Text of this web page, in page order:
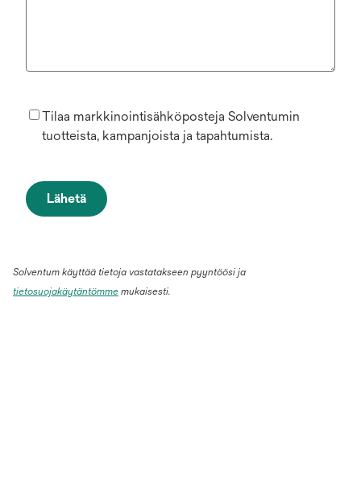
Tilaa markkinointisähköposteja Solventumin
tuotteista, kampanjoista ja tapahtumista.
Lähetä
Solventum käyttää tietoja vastatakseen pyyntöösi ja
tietosuojakäytäntömme mukaisesti.